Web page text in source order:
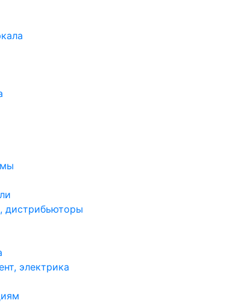
дистрибьюторы
электрика